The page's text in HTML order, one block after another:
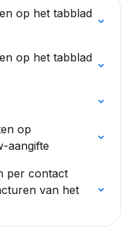
op het tabblad
op het tabblad
op
aangifte
per contact
van het